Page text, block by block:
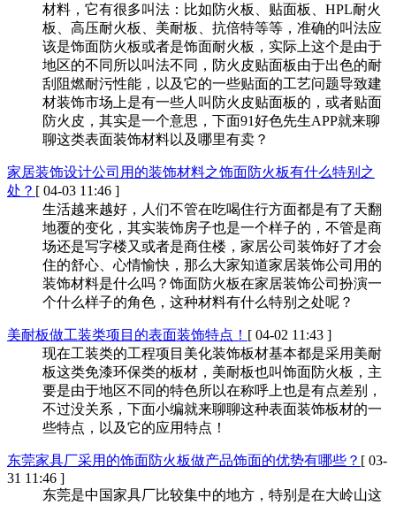
材料，它有很多叫法：比如防火板、贴面板、HPL耐火
板、高压耐火板、美耐板、抗倍特等等，准确的叫法应
该是饰面防火板或者是饰面耐火板，实际上这个是由于
地区的不同所以叫法不同，防火皮贴面板由于出色的耐
刮阻燃耐污性能，以及它的一些贴面的工艺问题导致建
材装饰市场上是有一些人叫防火皮贴面板的，或者贴面
防火皮，其实是一个意思，下面91好色先生APP就来聊
聊这类表面装饰材料以及哪里有卖？
家居装饰设计公司用的装饰材料之饰面防火板有什么特别之
处？ [ 04-03 11:46 ]
生活越来越好，人们不管在吃喝住行方面都是有了天翻
地覆的变化，其实装饰房子也是一个样子的，不管是商
场还是写字楼又或者是商住楼，家居公司装饰好了才会
住的舒心、心情愉快，那么大家知道家居装饰公司用的
装饰材料是什么吗？饰面防火板在家居装饰公司扮演一
个什么样子的角色，这种材料有什么特别之处呢？
美耐板做工装类项目的表面装饰特点！ [ 04-02 11:43 ]
现在工装类的工程项目美化装饰板材基本都是采用美耐
板这类免漆环保类的板材，美耐板也叫饰面防火板，主
要是由于地区不同的特色所以在称呼上也是有点差别，
不过没关系，下面小编就来聊聊这种表面装饰板材的一
些特点，以及它的应用特点！
东莞家具厂采用的饰面防火板做产品饰面的优势有哪些？ [ 03-
31 11:46 ]
东莞是中国家具厂比较集中的地方，特别是在大岭山这